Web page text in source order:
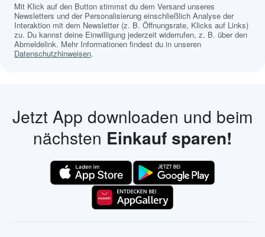
Mit Klick auf den Button stimmst du dem Versand unseres
Newsletters und der Personalisierung einschließlich Analyse der
Interaktion mit dem Newsletter (z. B. Öffnungsrate, Klicks auf Links)
zu. Du kannst deine Einwilligung jederzeit widerrufen, z. B. über den
Abmeldelink. Mehr Informationen findest du in unseren
Datenschutzhinweisen.
Jetzt App downloaden und beim
nächsten Einkauf sparen!